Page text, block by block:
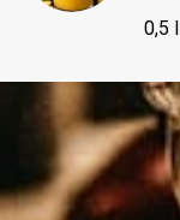
0,5 l